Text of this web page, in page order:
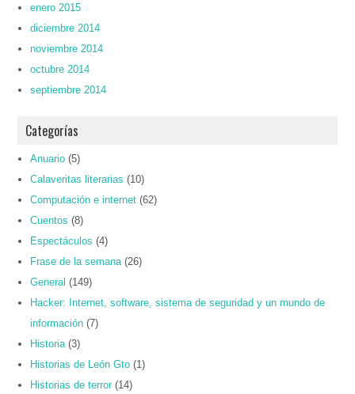
enero 2015
diciembre 2014
noviembre 2014
octubre 2014
septiembre 2014
Categorías
Anuario (5)
Calaveritas literarias (10)
Computación e internet (62)
Cuentos (8)
Espectáculos (4)
Frase de la semana (26)
General (149)
Hacker: Internet, software, sistema de seguridad y un mundo de
información (7)
Historia (3)
Historias de León Gto (1)
Historias de terror (14)